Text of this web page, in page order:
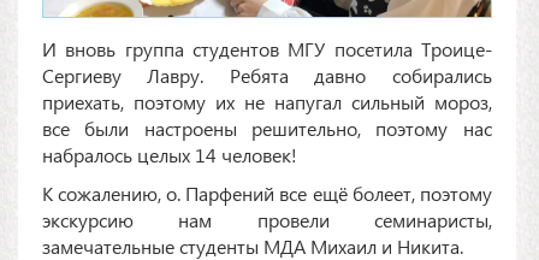
И вновь группа студентов МГУ посетила Троице-
Сергиеву Лавру. Ребята давно собирались
приехать, поэтому их не напугал сильный мороз,
все были настроены решительно, поэтому нас
набралось целых 14 человек!
К сожалению, о. Парфений все ещё болеет, поэтому
экскурсию нам провели семинаристы,
замечательные студенты МДА Михаил и Никита.